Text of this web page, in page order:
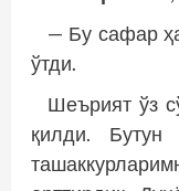
— Бу сафар
ўтди.
Шеърият ўз
қилди. Бутун